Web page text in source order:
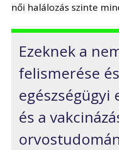
női halálozás szinte
Ezeknek a
felismerése
egészségügyi
és a